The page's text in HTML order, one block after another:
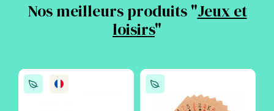
Nos meilleurs produits "Jeux et
loisirs"